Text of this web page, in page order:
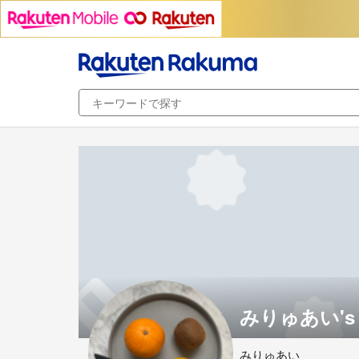
みりゅあい
みりゅあい